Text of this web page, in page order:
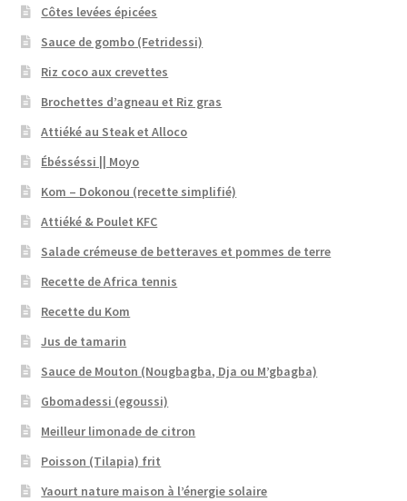
Côtes levées épicées
Sauce de gombo (Fetridessi)
Riz coco aux crevettes
Brochettes d’agneau et Riz gras
Attiéké au Steak et Alloco
Ébésséssi || Moyo
Kom – Dokonou (recette simplifié)
Attiéké & Poulet KFC
Salade crémeuse de betteraves et pommes de terre
Recette de Africa tennis
Recette du Kom
Jus de tamarin
Sauce de Mouton (Nougbagba, Dja ou M’gbagba)
Gbomadessi (egoussi)
Meilleur limonade de citron
Poisson (Tilapia) frit
Yaourt nature maison à l’énergie solaire